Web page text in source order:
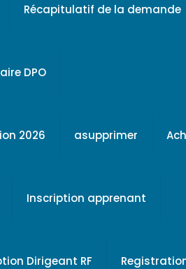
Récapitulatif de la demande
DPO
2026 asupprimer
Inscription apprenant
Dirigeant RF